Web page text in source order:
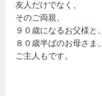
友人だけでなく、
そのご両親、
９０歳になるお父様と、
８０歳半ばのお母さま、
ご主人もです。